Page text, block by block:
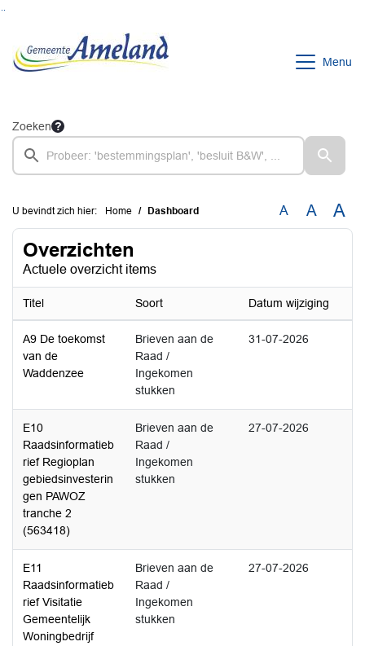
Menu
Zoeken
U bevindt zich hier: Home Dashboard A A A
Overzichten
Actuele overzicht items
Titel Soort Datum wijziging
A9 De toekomst
van de
Waddenzee
Brieven aan de
Raad /
Ingekomen
stukken
31-07-2026
E10
Raadsinformatieb
rief Regioplan
gebiedsinvesterin
gen PAWOZ
tranche 2
(563418)
Brieven aan de
Raad /
Ingekomen
stukken
27-07-2026
E11
Raadsinformatieb
rief Visitatie
Gemeentelijk
Woningbedrijf
Brieven aan de
Raad /
Ingekomen
stukken
27-07-2026